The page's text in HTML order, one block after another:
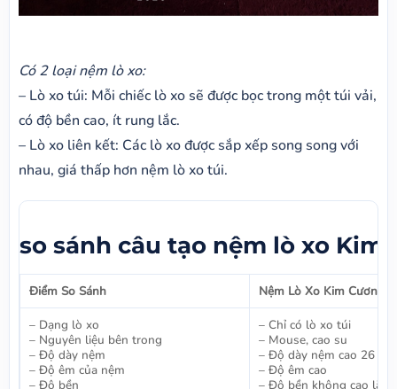
Có 2 loại nệm lò xo:
– Lò xo túi: Mỗi chiếc lò xo sẽ được bọc trong một túi vải,
có độ bền cao, ít rung lắc.
– Lò xo liên kết: Các lò xo được sắp xếp song song với
nhau, giá thấp hơn nệm lò xo túi.
so sánh câu tạo nệm lò xo Kim
Điểm So Sánh
Nệm Lò Xo Kim Cương
– Dạng lò xo
– Nguyên liệu bên trong
– Độ dày nệm
– Độ êm của nệm
– Độ bền
– Chỉ có lò xo túi
– Mouse, cao su
– Độ dày nệm cao 26 –
– Độ êm cao
– Độ bền không cao lắm